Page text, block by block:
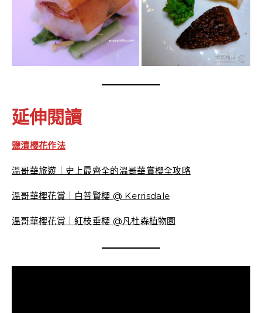
延伸閱讀
鹽漬櫻花作法
溫哥華旅遊｜史上最齊全的溫哥華賞櫻全攻略
溫哥華櫻花賞｜白普賢櫻 @ Kerrisdale
溫哥華櫻花賞｜紅枝垂櫻 @凡杜森植物園